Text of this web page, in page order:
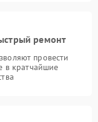
ремонт
провести
в кратчайшие